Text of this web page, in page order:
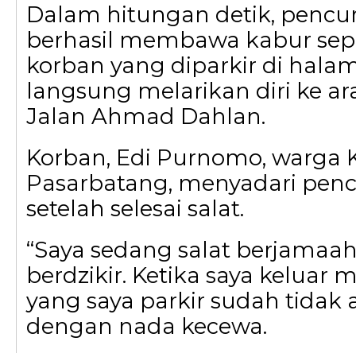
Dalam hitungan detik,
berhasil membawa kabur
korban yang diparkir di
langsung melarikan diri ke
Jalan Ahmad Dahlan.
Korban, Edi Purnomo, warga
Pasarbatang, menyadari
setelah selesai salat.
“Saya sedang salat
berdzikir. Ketika saya keluar
yang saya parkir sudah tidak
dengan nada kecewa.